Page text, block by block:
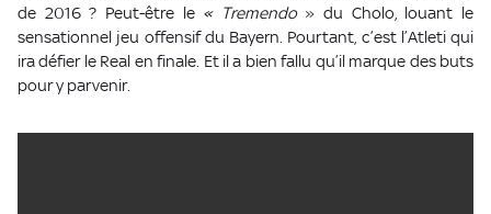
de 2016 ? Peut-être le « Tremendo » du Cholo, louant le
sensationnel jeu offensif du Bayern. Pourtant, c’est l’Atleti qui
ira défier le Real en finale. Et il a bien fallu qu’il marque des buts
pour y parvenir.